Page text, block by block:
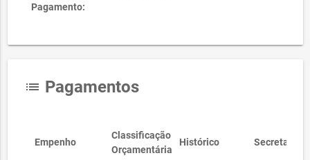
Pagamento:
list Pagamentos
Empenho
Classificação
Orçamentária
Histórico Secretaria